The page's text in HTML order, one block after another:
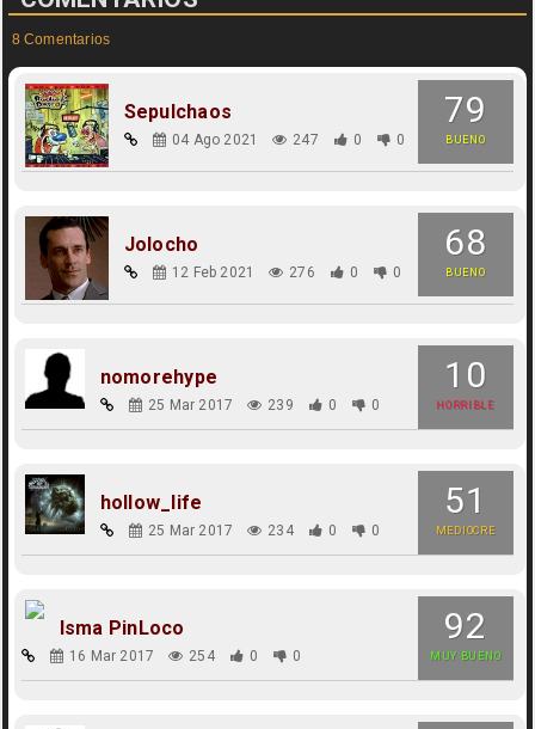
8 Comentarios
79
BUENO
Sepulchaos
04 Ago 2021 247 0 0
68
BUENO
Jolocho
12 Feb 2021 276 0 0
10
HORRIBLE
nomorehype
25 Mar 2017 239 0 0
51
MEDIOCRE
hollow_life
25 Mar 2017 234 0 0
92
MUY BUENO
Isma PinLoco
16 Mar 2017 254 0 0